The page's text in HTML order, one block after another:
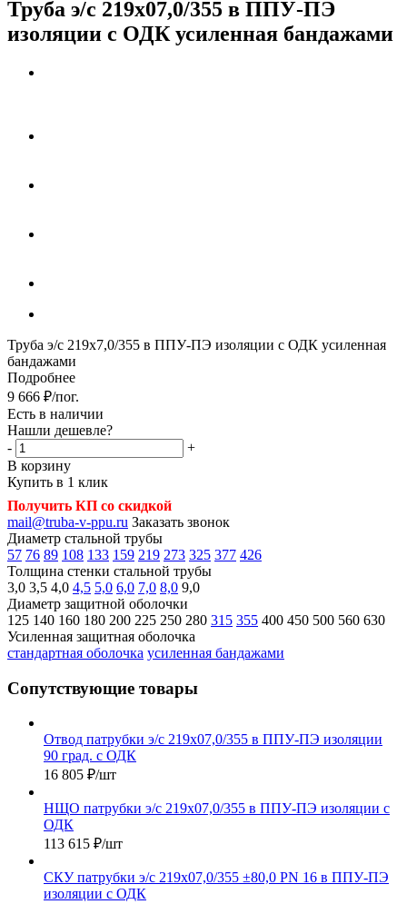
Труба э/с 219х07,0/355 в ППУ-ПЭ
изоляции с ОДК усиленная бандажами
Труба э/с 219х7,0/355 в ППУ-ПЭ изоляции с ОДК усиленная
бандажами
Подробнее
9 666 ₽/пог.
Есть в наличии
Нашли дешевле?
-
+
В корзину
Купить в 1 клик
Получить КП со скидкой
mail@truba-v-ppu.ru Заказать звонок
Диаметр стальной трубы
57 76 89 108 133 159 219 273 325 377 426
Толщина стенки стальной трубы
3,0 3,5 4,0 4,5 5,0 6,0 7,0 8,0 9,0
Диаметр защитной оболочки
125 140 160 180 200 225 250 280 315 355 400 450 500 560 630
Усиленная защитная оболочка
стандартная оболочка усиленная бандажами
Сопутствующие товары
Отвод патрубки э/с 219х07,0/355 в ППУ-ПЭ изоляции
90 град. с ОДК
16 805 ₽/шт
НЩО патрубки э/с 219х07,0/355 в ППУ-ПЭ изоляции с
ОДК
113 615 ₽/шт
СКУ патрубки э/с 219х07,0/355 ±80,0 PN 16 в ППУ-ПЭ
изоляции с ОДК